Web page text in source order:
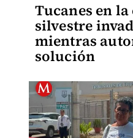
Tucanes en
silvestre
mientras
solución